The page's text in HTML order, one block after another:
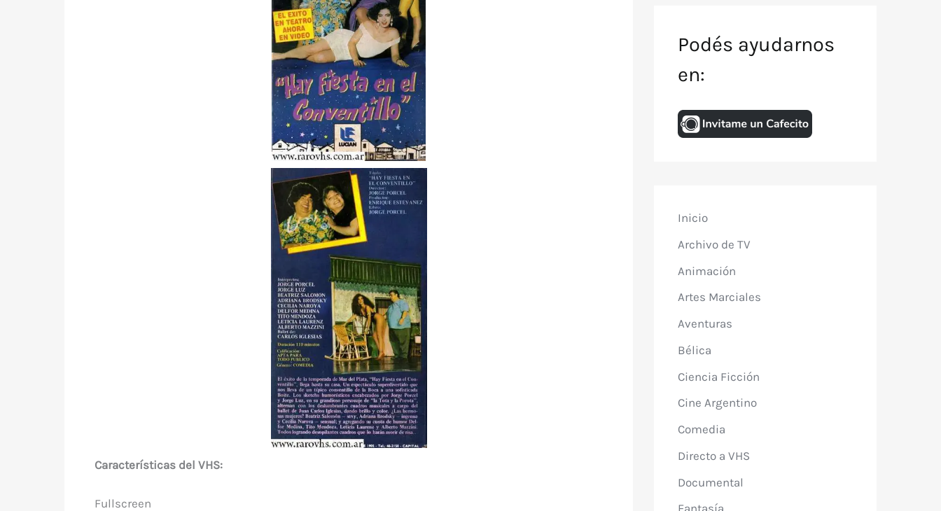
Características del VHS:
Fullscreen
Podés ayudarnos
en:
Inicio
Archivo de TV
Animación
Artes Marciales
Aventuras
Bélica
Ciencia Ficción
Cine Argentino
Comedia
Directo a VHS
Documental